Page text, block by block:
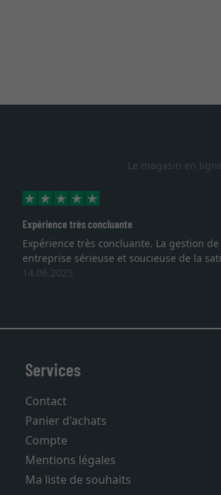
Le magasin en
Expérience très concluante
Expérience très concluante. La gestion
entreprise sérieuse et soucieuse de la
14.06.2025
Services
Contact
Panier d'achats
Compte
Mentions légales
Ma liste de souhaits